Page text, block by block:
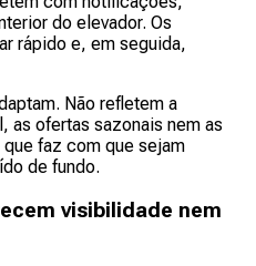
do elevador. Os
rápido e, em seguida,
Não refletem a
as ofertas sazonais nem as
faz com que sejam
de fundo.
visibilidade nem